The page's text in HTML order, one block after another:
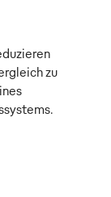
zu